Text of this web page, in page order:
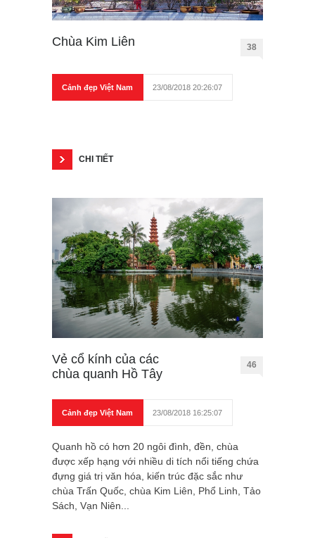
Chùa Kim Liên 38
Cảnh đẹp Việt Nam 23/08/2018 20:26:07
CHI TIẾT
Vẻ cổ kính của các
chùa quanh Hồ Tây
46
Cảnh đẹp Việt Nam 23/08/2018 16:25:07
Quanh hồ có hơn 20 ngôi đình, đền, chùa
được xếp hạng với nhiều di tích nổi tiếng chứa
đựng giá trị văn hóa, kiến trúc đặc sắc như
chùa Trấn Quốc, chùa Kim Liên, Phổ Linh, Tảo
Sách, Vạn Niên...